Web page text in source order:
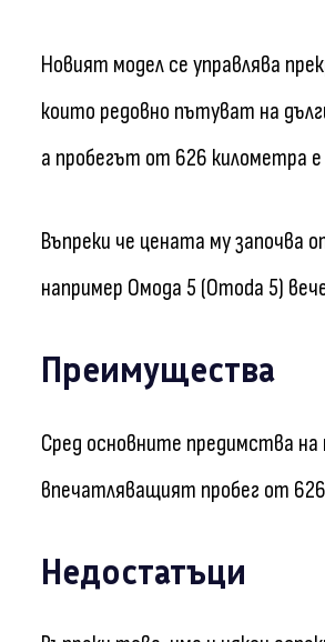
Новият модел се управлява
които редовно пътуват на
а пробегът от 626 километра
Въпреки че цената му започва
например Омода 5 (Omoda 5)
Преимущества
Сред основните предимства
впечатляващият пробег от
Недостатъци